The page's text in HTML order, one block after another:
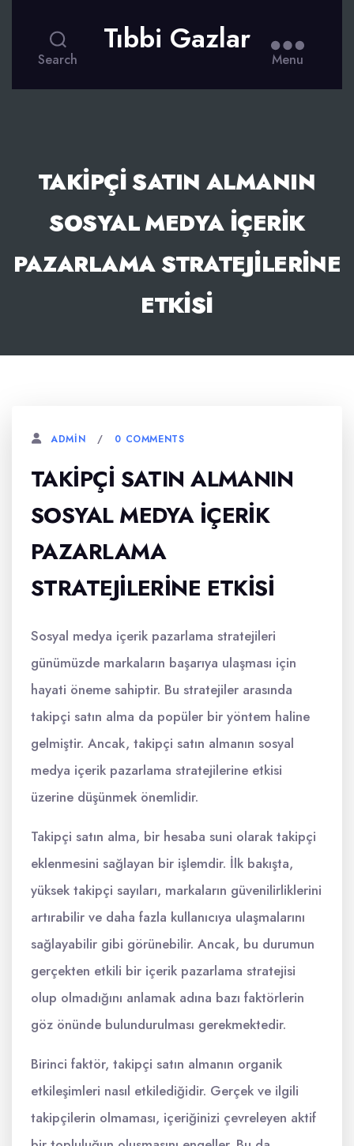
Search
Tıbbi Gazlar
Menu
TAKIPÇI SATIN ALMANIN
SOSYAL MEDYA İÇERIK
PAZARLAMA STRATEJILERINE
ETKISI
ADMIN 0 COMMENTS
TAKIPÇI SATIN ALMANIN
SOSYAL MEDYA İÇERIK
PAZARLAMA
STRATEJILERINE ETKISI
Sosyal medya içerik pazarlama stratejileri
günümüzde markaların başarıya ulaşması için
hayati öneme sahiptir. Bu stratejiler arasında
takipçi satın alma da popüler bir yöntem haline
gelmiştir. Ancak, takipçi satın almanın sosyal
medya içerik pazarlama stratejilerine etkisi
üzerine düşünmek önemlidir.
Takipçi satın alma, bir hesaba suni olarak takipçi
eklenmesini sağlayan bir işlemdir. İlk bakışta,
yüksek takipçi sayıları, markaların güvenilirliklerini
artırabilir ve daha fazla kullanıcıya ulaşmalarını
sağlayabilir gibi görünebilir. Ancak, bu durumun
gerçekten etkili bir içerik pazarlama stratejisi
olup olmadığını anlamak adına bazı faktörlerin
göz önünde bulundurulması gerekmektedir.
Birinci faktör, takipçi satın almanın organik
etkileşimleri nasıl etkilediğidir. Gerçek ve ilgili
takipçilerin olmaması, içeriğinizi çevreleyen aktif